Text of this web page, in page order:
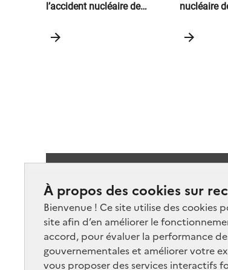
À propos des cookies sur
Bienvenue ! Ce site utilise des cookies
site afin d’en améliorer le
accord, pour évaluer la performance
gouvernementales et améliorer votre
vous proposer des services interactifs
l’accident nucléaire de
atmosphériques d’armes
nucléaire